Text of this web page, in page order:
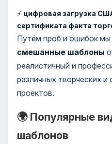
⚡ цифровая загрузка
сертификата факта
Путём проб и ошибок
смешанные шаблоны
реалистичный и
различных творческих и
проектов.
🌍 Популярные
шаблонов